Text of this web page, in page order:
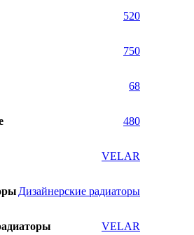
520
750
68
480
VELAR
Дизайнерские радиаторы
VELAR